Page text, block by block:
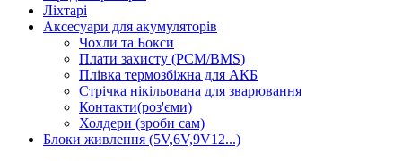
Ліхтарі
Аксесуари для акумуляторів
Чохли та Бокси
Плати захисту (PCM/BMS)
Плівка термозбіжна для АКБ
Стрічка нікільована для зварювання
Контакти(роз'єми)
Холдери (зроби сам)
Блоки живлення (5V,6V,9V12...)